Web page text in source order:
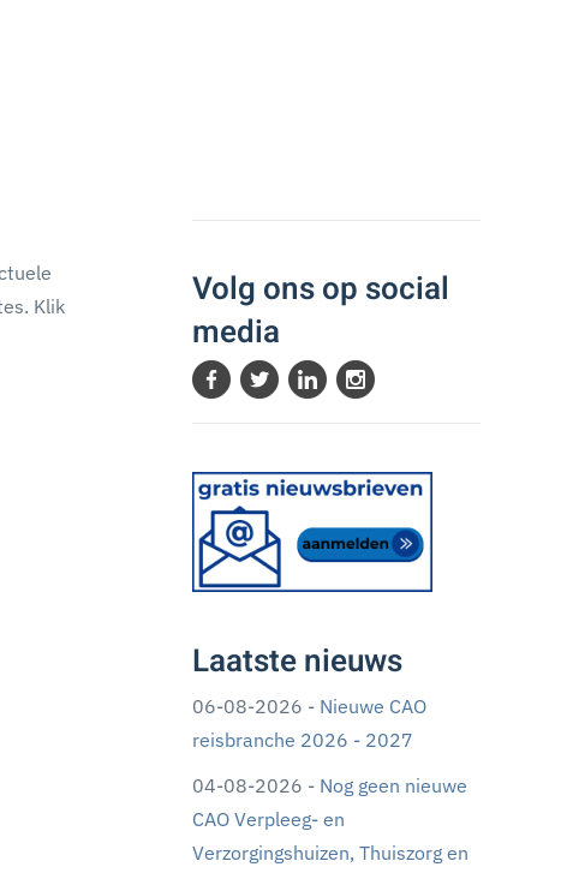
Klik
Volg ons op social
media
Laatste nieuws
06-08-2026 - Nieuwe CAO
reisbranche 2026 - 2027
04-08-2026 - Nog geen nieuwe
CAO Verpleeg- en
Verzorgingshuizen, Thuiszorg en